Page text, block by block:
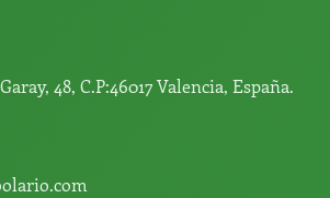
48, C.P:46017 Valencia, España.